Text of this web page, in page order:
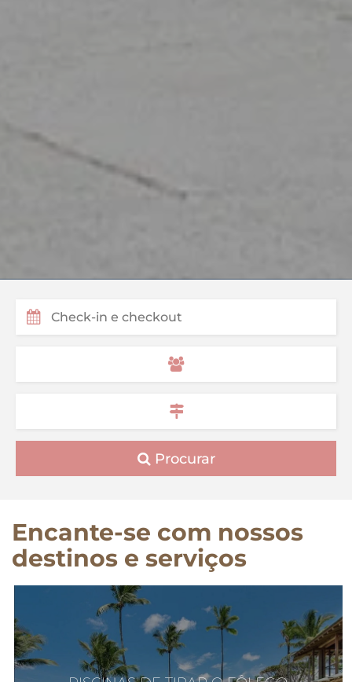
Procurar
Encante-se com nossos
destinos e serviços